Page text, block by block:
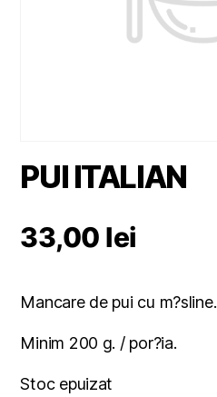
PUI ITALIAN
33,00 lei
Mancare de pui cu m?sline.
Minim 200 g. / por?ia.
Stoc epuizat